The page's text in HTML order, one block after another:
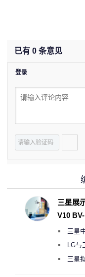
已有 0 条意见
登录
三星展
V10
三星
月销售
LG与
偷偷共
三星